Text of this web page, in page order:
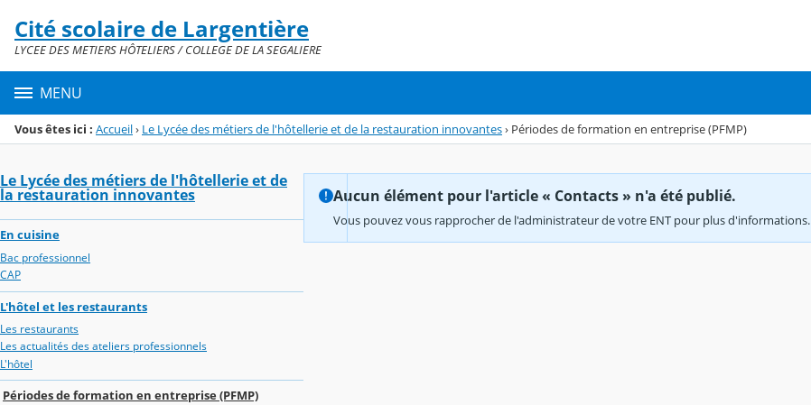
Menu de la rubrique
Contenu
Cité scolaire de Largentière
LYCEE DES METIERS HÔTELIERS / COLLEGE DE LA SEGALIERE
MENU
Vous êtes ici : Accueil› Le Lycée des métiers de l'hôtellerie et de la restauration innovantes› Périodes de formation en entreprise (PFMP)
Le Lycée des métiers de l'hôtellerie et de
la restauration innovantes
En cuisine
Bac professionnel
CAP
L'hôtel et les restaurants
Les restaurants
Les actualités des ateliers professionnels
L'hôtel
Périodes de formation en entreprise (PFMP)
Aucun élément pour l'article « Contacts » n'a été publié.
Vous pouvez vous rapprocher de l'administrateur de votre ENT pour plus d'informations.